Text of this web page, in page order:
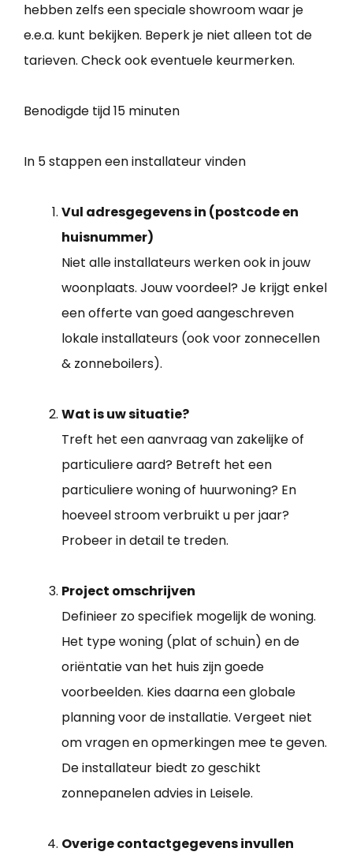
hebben zelfs een speciale showroom waar je
e.e.a. kunt bekijken. Beperk je niet alleen tot de
tarieven. Check ook eventuele keurmerken.
Benodigde tijd15 minuten
In 5 stappen een installateur vinden
Vul adresgegevens in (postcode en
huisnummer)
Niet alle installateurs werken ook in jouw
woonplaats. Jouw voordeel? Je krijgt enkel
een offerte van goed aangeschreven
lokale installateurs (ook voor zonnecellen
& zonneboilers).
Wat is uw situatie?
Treft het een aanvraag van zakelijke of
particuliere aard? Betreft het een
particuliere woning of huurwoning? En
hoeveel stroom verbruikt u per jaar?
Probeer in detail te treden.
Project omschrijven
Definieer zo specifiek mogelijk de woning.
Het type woning (plat of schuin) en de
oriëntatie van het huis zijn goede
voorbeelden. Kies daarna een globale
planning voor de installatie. Vergeet niet
om vragen en opmerkingen mee te geven.
De installateur biedt zo geschikt
zonnepanelen advies in Leisele.
Overige contactgegevens invullen